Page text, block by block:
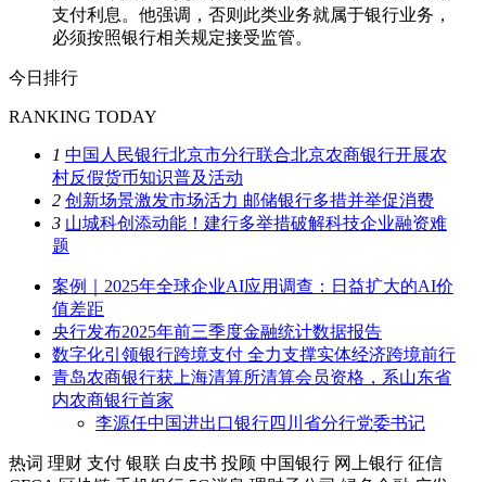
支付利息。他强调，否则此类业务就属于银行业务，
必须按照银行相关规定接受监管。
今日排行
RANKING TODAY
1 中国人民银行北京市分行联合北京农商银行开展农
村反假货币知识普及活动
2 创新场景激发市场活力 邮储银行多措并举促消费
3 山城科创添动能！建行多举措破解科技企业融资难
题
案例｜2025年全球企业AI应用调查：日益扩大的AI价
值差距
央行发布2025年前三季度金融统计数据报告
数字化引领银行跨境支付 全力支撑实体经济跨境前行
青岛农商银行获上海清算所清算会员资格，系山东省
内农商银行首家
李源任中国进出口银行四川省分行党委书记
热词 理财 支付 银联 白皮书 投顾 中国银行 网上银行 征信